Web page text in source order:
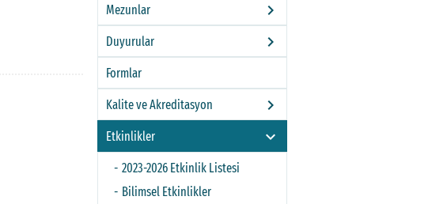
Mezunlar keyboard_arrow_right
Duyurular keyboard_arrow_right
Formlar
Kalite ve Akreditasyon keyboard_arrow_right
Etkinlikler keyboard_arrow_right
2023-2026 Etkinlik Listesi
Bilimsel Etkinlikler